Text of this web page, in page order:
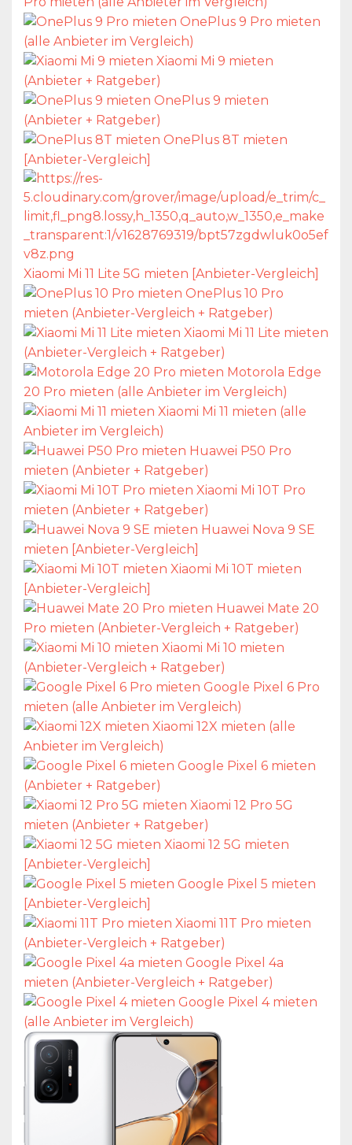
OnePlus 9 Pro mieten
(alle Anbieter im Vergleich)
Xiaomi Mi 9 mieten
(Anbieter + Ratgeber)
OnePlus 9 mieten
(Anbieter + Ratgeber)
OnePlus 8T mieten
[Anbieter-Vergleich]
Xiaomi Mi 11 Lite 5G mieten [Anbieter-Vergleich]
OnePlus 10 Pro
mieten (Anbieter-Vergleich + Ratgeber)
Xiaomi Mi 11 Lite mieten
(Anbieter-Vergleich + Ratgeber)
Motorola Edge
20 Pro mieten (alle Anbieter im Vergleich)
Xiaomi Mi 11 mieten (alle
Anbieter im Vergleich)
Huawei P50 Pro
mieten (Anbieter + Ratgeber)
Xiaomi Mi 10T Pro
mieten (Anbieter + Ratgeber)
Huawei Nova 9 SE
mieten [Anbieter-Vergleich]
Xiaomi Mi 10T mieten
[Anbieter-Vergleich]
Huawei Mate 20
Pro mieten (Anbieter-Vergleich + Ratgeber)
Xiaomi Mi 10 mieten
(Anbieter-Vergleich + Ratgeber)
Google Pixel 6 Pro
mieten (alle Anbieter im Vergleich)
Xiaomi 12X mieten (alle
Anbieter im Vergleich)
Google Pixel 6 mieten
(Anbieter + Ratgeber)
Xiaomi 12 Pro 5G
mieten (Anbieter + Ratgeber)
Xiaomi 12 5G mieten
[Anbieter-Vergleich]
Google Pixel 5 mieten
[Anbieter-Vergleich]
Xiaomi 11T Pro mieten
(Anbieter-Vergleich + Ratgeber)
Google Pixel 4a
mieten (Anbieter-Vergleich + Ratgeber)
Google Pixel 4 mieten
(alle Anbieter im Vergleich)